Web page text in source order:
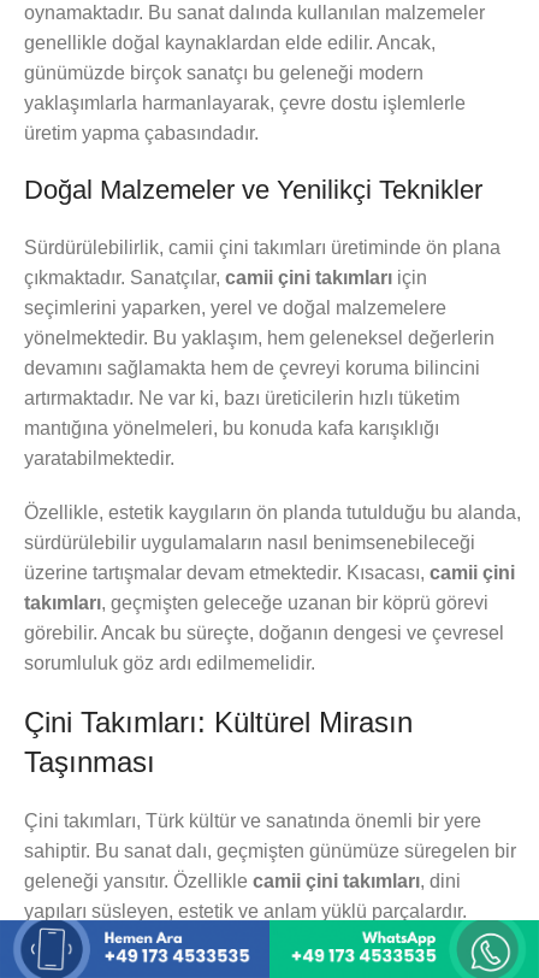
oynamaktadır. Bu sanat dalında kullanılan malzemeler
genellikle doğal kaynaklardan elde edilir. Ancak,
günümüzde birçok sanatçı bu geleneği modern
yaklaşımlarla harmanlayarak, çevre dostu işlemlerle
üretim yapma çabasındadır.
Doğal Malzemeler ve Yenilikçi Teknikler
Sürdürülebilirlik, camii çini takımları üretiminde ön plana
çıkmaktadır. Sanatçılar, camii çini takımları için
seçimlerini yaparken, yerel ve doğal malzemelere
yönelmektedir. Bu yaklaşım, hem geleneksel değerlerin
devamını sağlamakta hem de çevreyi koruma bilincini
artırmaktadır. Ne var ki, bazı üreticilerin hızlı tüketim
mantığına yönelmeleri, bu konuda kafa karışıklığı
yaratabilmektedir.
Özellikle, estetik kaygıların ön planda tutulduğu bu alanda,
sürdürülebilir uygulamaların nasıl benimsenebileceği
üzerine tartışmalar devam etmektedir. Kısacası, camii çini
takımları, geçmişten geleceğe uzanan bir köprü görevi
görebilir. Ancak bu süreçte, doğanın dengesi ve çevresel
sorumluluk göz ardı edilmemelidir.
Çini Takımları: Kültürel Mirasın
Taşınması
Çini takımları, Türk kültür ve sanatında önemli bir yere
sahiptir. Bu sanat dalı, geçmişten günümüze süregelen bir
geleneği yansıtır. Özellikle camii çini takımları, dini
yapıları süsleyen, estetik ve anlam yüklü parçalardır.
Çininin bu yapılar içerisindeki işlevi, yalnızca görsellik
değil, aynı zamanda manevi bir derinliğe de işaret eder.